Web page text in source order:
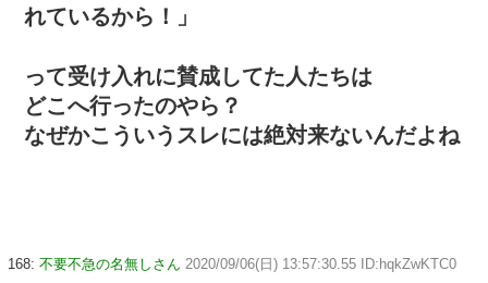
れているから！」
って受け入れに賛成してた人たちは
どこへ行ったのやら？
なぜかこういうスレには絶対来ないんだよね
168: 不要不急の名無しさん 2020/09/06(日) 13:57:30.55 ID:hqkZwKTC0